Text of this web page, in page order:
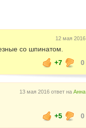
12 мая 2016
со шпинатом.
+7
0
13 мая 2016 ответ на Анна
+5
0